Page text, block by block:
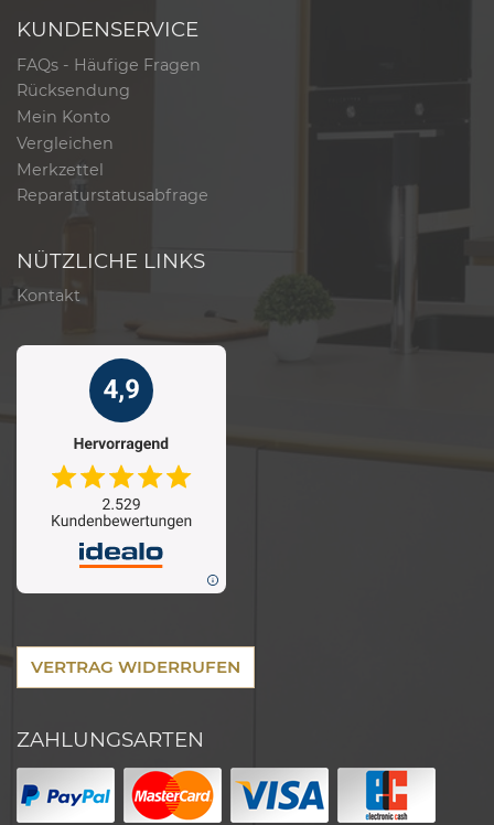
KUNDENSERVICE
FAQs - Häufige Fragen
Rücksendung
Mein Konto
Vergleichen
Merkzettel
Reparaturstatusabfrage
NÜTZLICHE LINKS
Kontakt
VERTRAG WIDERRUFEN
ZAHLUNGSARTEN